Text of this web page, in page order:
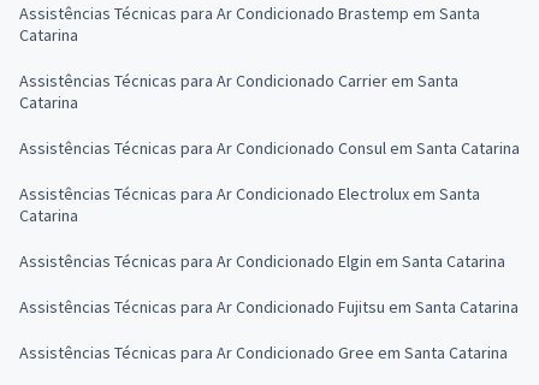
Assistências Técnicas para Ar Condicionado Brastemp em Santa
Catarina
Assistências Técnicas para Ar Condicionado Carrier em Santa
Catarina
Assistências Técnicas para Ar Condicionado Consul em Santa Catarina
Assistências Técnicas para Ar Condicionado Electrolux em Santa
Catarina
Assistências Técnicas para Ar Condicionado Elgin em Santa Catarina
Assistências Técnicas para Ar Condicionado Fujitsu em Santa Catarina
Assistências Técnicas para Ar Condicionado Gree em Santa Catarina